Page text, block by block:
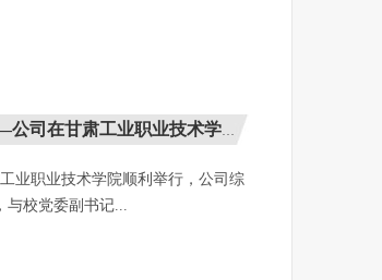
肃工业职业技术学院专题宣讲及...
业职业技术学院顺利举行，公司综
与校党委副书记...